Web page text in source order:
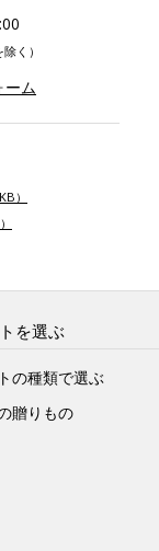
く）
ーム
）
を選ぶ
の種類で選ぶ
贈りもの